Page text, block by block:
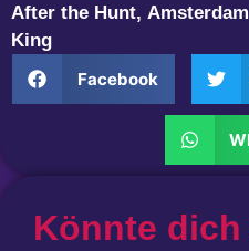
After the Hunt,
King
Facebook
Könnte dich